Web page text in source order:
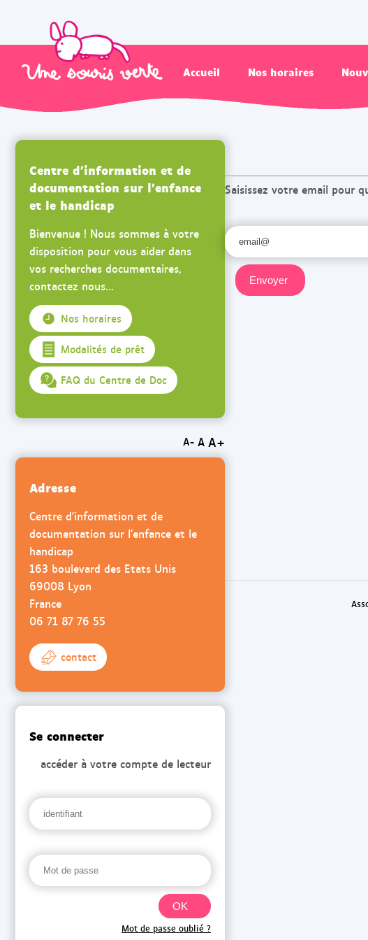
Accueil Nos horaires
Saisissez votre email pour
Centre d'information et de
documentation sur l'enfance
et le handicap
Bienvenue ! Nous sommes à votre
disposition pour vous aider dans
vos recherches documentaires,
contactez nous...
Nos horaires
Modalités de prêt
FAQ du Centre de Doc
A- A A+
Adresse
Centre d'information et de
documentation sur l'enfance et le
handicap
163 boulevard des Etats Unis
69008 Lyon
France
06 71 87 76 55
contact
Se connecter
accéder à votre compte de lecteur
Mot de passe oublié ?